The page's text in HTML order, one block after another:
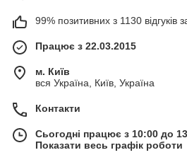
99% позитивних з 1130 відгуків
Працює з 22.03.2015
м. Київ
вся Україна, Київ, Україна
Контакти
Сьогодні працює з 10:00 до
Показати весь графік роботи